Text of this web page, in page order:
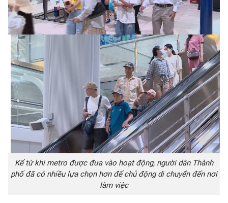
Kể từ khi metro được đưa vào hoạt động, người dân Thành
phố đã có nhiều lựa chọn hơn để chủ động di chuyển đến nơi
làm việc